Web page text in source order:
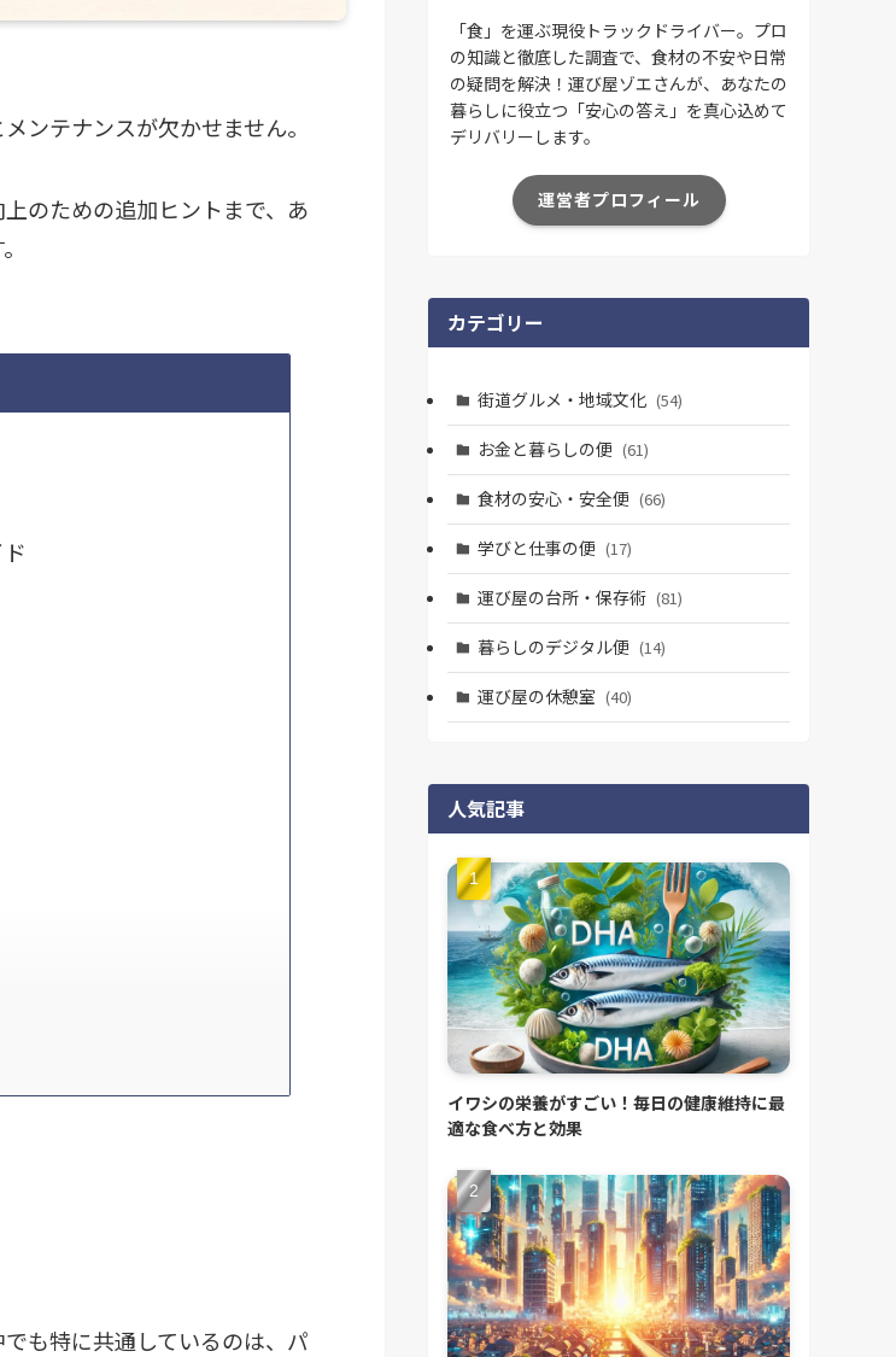
ンテナンスが欠かせません。
のための追加ヒントまで、あ
も特に共通しているのは、パ
「食」を運ぶ現役トラックドライバー。プロ
の知識と徹底した調査で、食材の不安や日常
の疑問を解決！運び屋ゾエさんが、あなたの
暮らしに役立つ「安心の答え」を真心込めて
デリバリーします。
運営者プロフィール
カテゴリー
街道グルメ・地域文化 (54)
お金と暮らしの便 (61)
食材の安心・安全便 (66)
学びと仕事の便 (17)
運び屋の台所・保存術 (81)
暮らしのデジタル便 (14)
運び屋の休憩室 (40)
人気記事
イワシの栄養がすごい！毎日の健康維持に最
適な食べ方と効果